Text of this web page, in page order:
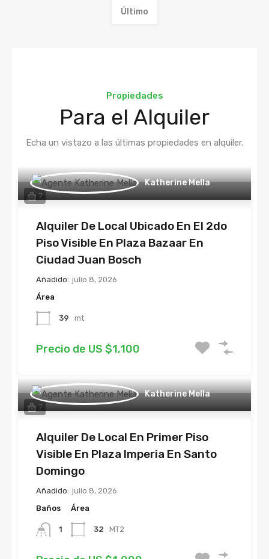
Último
Propiedades
Para el Alquiler
Echa un vistazo a las últimas propiedades en alquiler.
7
Katherine Mella
Alquiler De Local Ubicado En El 2do
Piso Visible En Plaza Bazaar En
Ciudad Juan Bosch
Añadido: julio 8, 2026
Área
39 mt
Precio de US $1,100
7
Katherine Mella
Alquiler De Local En Primer Piso
Visible En Plaza Imperia En Santo
Domingo
Añadido: julio 8, 2026
Baños
1
Área
32 MT2